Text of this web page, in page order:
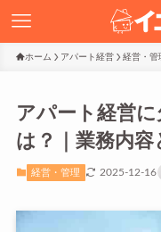
ホーム アパート経営 経営・管
アパート経営
は？｜業務内
経営・管理 2025-12-16